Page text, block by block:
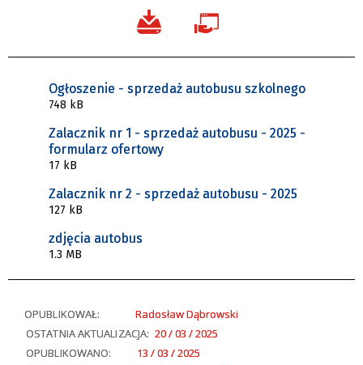
Ogłoszenie - sprzedaż autobusu szkolnego
748 kB
Zalacznik nr 1 - sprzedaż autobusu - 2025 -
formularz ofertowy
17 kB
Zalacznik nr 2 - sprzedaż autobusu - 2025
127 kB
zdjęcia autobus
1.3 MB
OPUBLIKOWAŁ:
Radosław Dąbrowski
OSTATNIA AKTUALIZACJA: 20 / 03 / 2025
OPUBLIKOWANO:
13 / 03 / 2025